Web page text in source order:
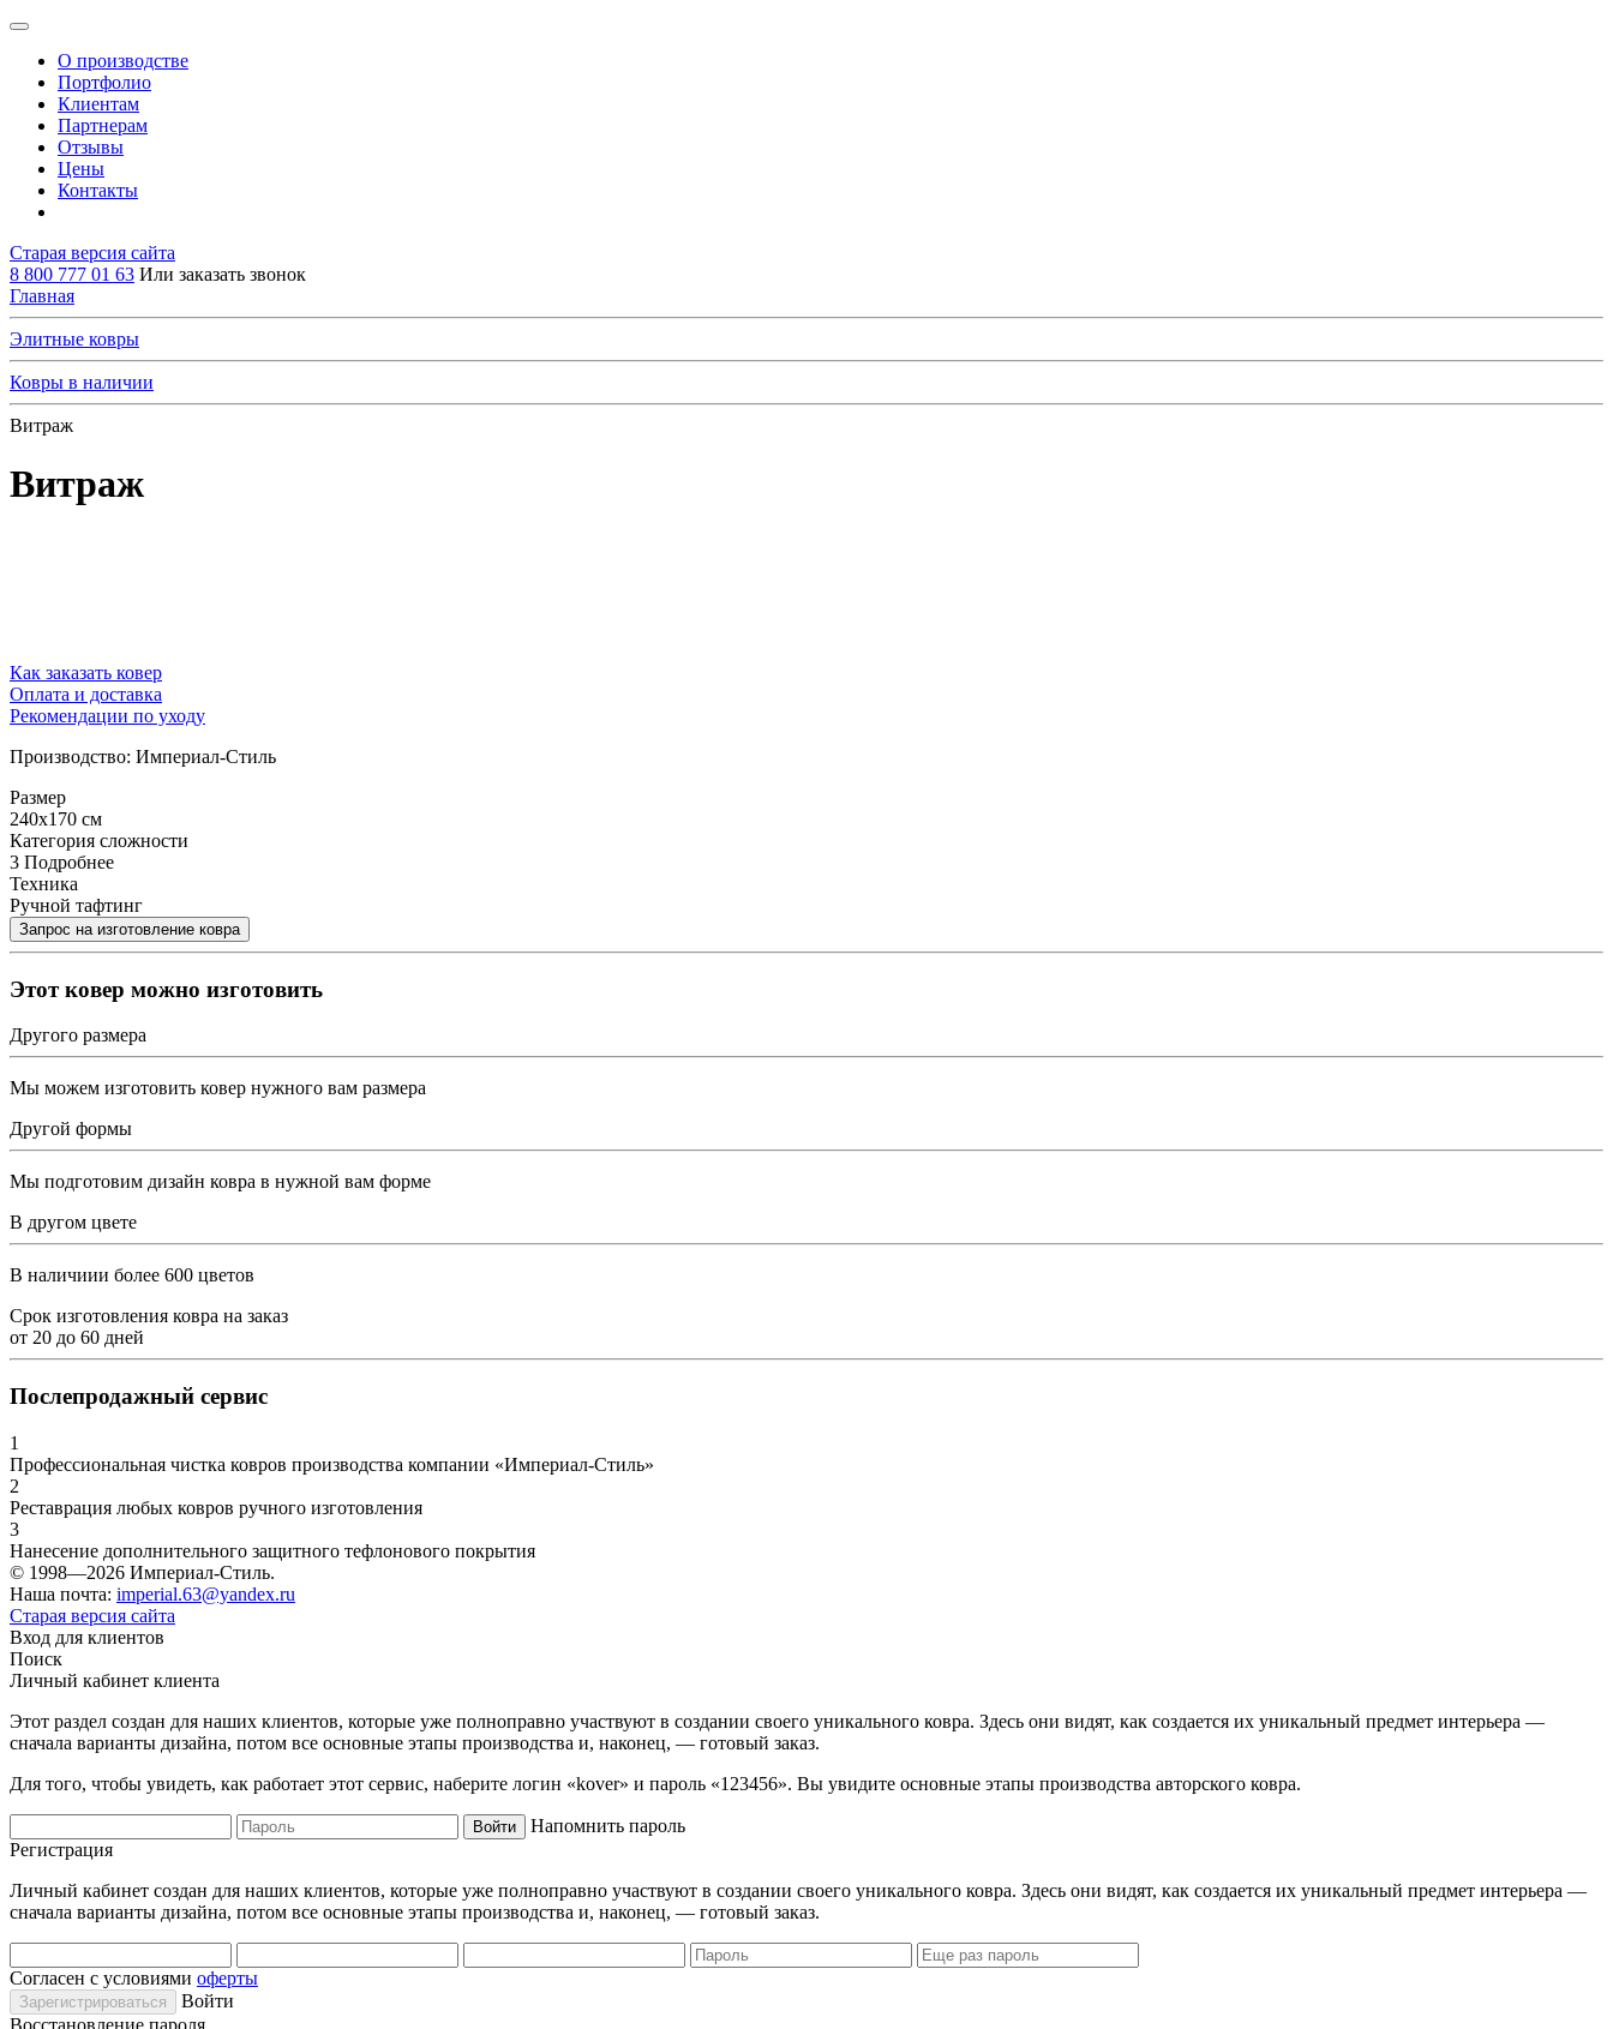
О производстве
Портфолио
Клиентам
Партнерам
Отзывы
Цены
Контакты
Старая версия сайта
8 800 777 01 63 Или заказать звонок
Главная
Элитные ковры
Ковры в наличии
Витраж
Витраж
Как заказать ковер
Оплата и доставка
Рекомендации по уходу
Производство: Империал-Стиль
Размер
240x170 см
Категория сложности
3 Подробнее
Техника
Ручной тафтинг
Этот ковер можно изготовить
Другого размера
Мы можем изготовить ковер нужного вам размера
Другой формы
Мы подготовим дизайн ковра в нужной вам форме
В другом цвете
В наличиии более 600 цветов
Срок изготовления ковра на заказ
от 20 до 60 дней
Послепродажный сервис
1
Профессиональная чистка ковров производства компании «Империал-Стиль»
2
Реставрация любых ковров ручного изготовления
3
Нанесение дополнительного защитного тефлонового покрытия
© 1998—2026 Империал-Стиль.
Наша почта: imperial.63@yandex.ru
Старая версия сайта
Вход для клиентов
Поиск
Личный кабинет клиента
Этот раздел создан для наших клиентов, которые уже полноправно участвуют в создании своего уникального ковра. Здесь они видят, как создается их уникальный предмет интерьера —
сначала варианты дизайна, потом все основные этапы производства и, наконец, — готовый заказ.
Для того, чтобы увидеть, как работает этот сервис, наберите логин «kover» и пароль «123456». Вы увидите основные этапы производства авторского ковра.
Напомнить пароль
Регистрация
Личный кабинет создан для наших клиентов, которые уже полноправно участвуют в создании своего уникального ковра. Здесь они видят, как создается их уникальный предмет интерьера —
сначала варианты дизайна, потом все основные этапы производства и, наконец, — готовый заказ.
Согласен с условиями оферты
Войти
Восстановление пароля